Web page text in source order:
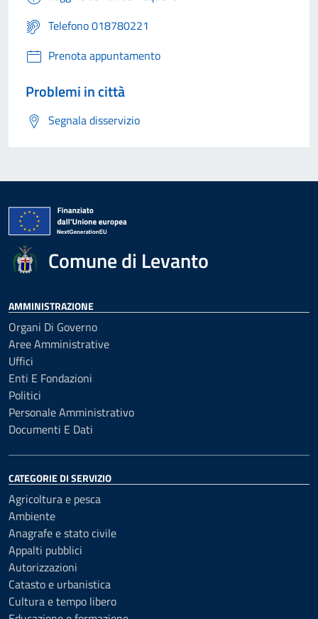
Telefono 018780221
Prenota appuntamento
Problemi in città
Segnala disservizio
Comune di Levanto
AMMINISTRAZIONE
Organi Di Governo
Aree Amministrative
Uffici
Enti E Fondazioni
Politici
Personale Amministrativo
Documenti E Dati
CATEGORIE DI SERVIZIO
Agricoltura e pesca
Ambiente
Anagrafe e stato civile
Appalti pubblici
Autorizzazioni
Catasto e urbanistica
Cultura e tempo libero